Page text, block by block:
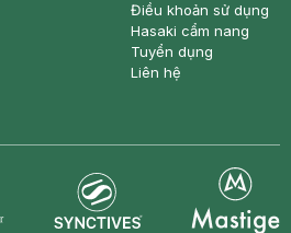
Điều khoản sử dụng
Hasaki cẩm nang
Tuyển dụng
Liên hệ